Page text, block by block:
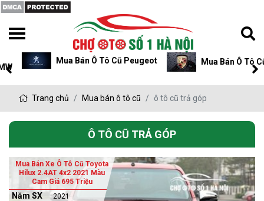
Mua Bán Ô Tô Cũ Peugeot Mua Bán Ô Tô Cũ
Trang chủ Mua bán ô tô cũ ô tô cũ trả góp
Ô TÔ CŨ TRẢ GÓP
Mua Bán Xe Ô Tô Cũ Toyota
Hilux 2.4AT 4x2 2021 Màu
Cam Giá 695 Triệu
Năm SX 2021